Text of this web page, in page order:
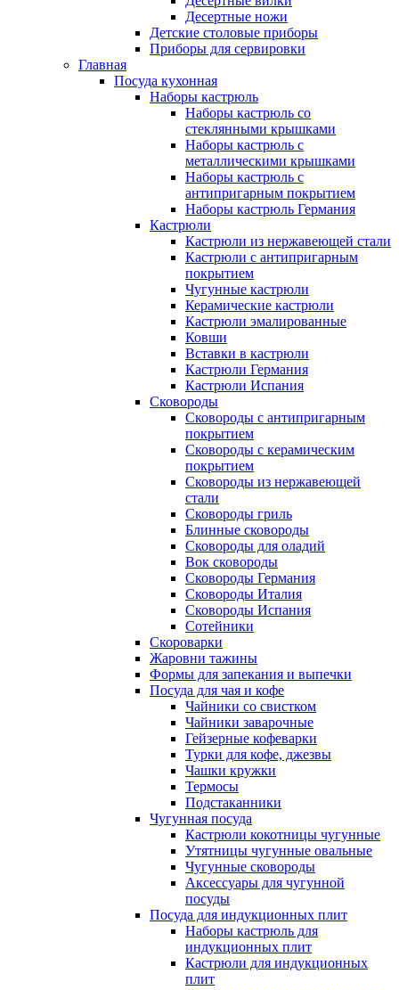
Десертные ножи
Детские столовые приборы
Приборы для сервировки
Главная
Посуда кухонная
Наборы кастрюль
Наборы кастрюль со
стеклянными крышками
Наборы кастрюль с
металлическими крышками
Наборы кастрюль с
антипригарным покрытием
Наборы кастрюль Германия
Кастрюли
Кастрюли из нержавеющей стали
Кастрюли с антипригарным
покрытием
Чугунные кастрюли
Керамические кастрюли
Кастрюли эмалированные
Ковши
Вставки в кастрюли
Кастрюли Германия
Кастрюли Испания
Сковороды
Сковороды с антипригарным
покрытием
Сковороды с керамическим
покрытием
Сковороды из нержавеющей
стали
Сковороды гриль
Блинные сковороды
Сковороды для оладий
Вок сковороды
Сковороды Германия
Сковороды Италия
Сковороды Испания
Сотейники
Скороварки
Жаровни тажины
Формы для запекания и выпечки
Посуда для чая и кофе
Чайники со свистком
Чайники заварочные
Гейзерные кофеварки
Турки для кофе, джезвы
Чашки кружки
Термосы
Подстаканники
Чугунная посуда
Кастрюли кокотницы чугунные
Утятницы чугунные овальные
Чугунные сковороды
Аксессуары для чугунной
посуды
Посуда для индукционных плит
Наборы кастрюль для
индукционных плит
Кастрюли для индукционных
плит